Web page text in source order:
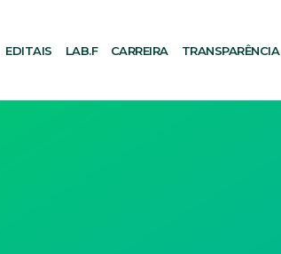
EDITAIS LAB.F CARREIRA TRANSPARÊNCIA